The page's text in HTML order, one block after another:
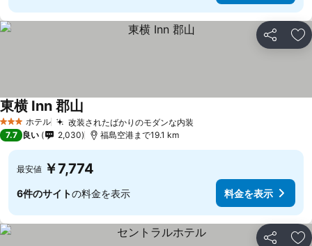
シェア お
3 ホテルのランク
ホテル 改装されたばかりのモダンな内装
東横 Inn 郡山
7.7 良い 2,030 福島空港まで19.1 km
最安値 ￥7,774
6件のサイトの料金を表示 料金を表示